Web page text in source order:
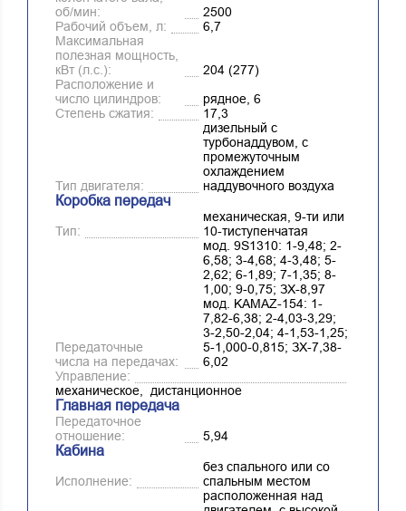
об/мин:
2500
Рабочий объем, л:
6,7
Максимальная
полезная мощность,
кВт (л.с.):
204 (277)
Расположение и
число цилиндров:
рядное, 6
Степень сжатия:
17,3
Тип двигателя:
дизельный с
турбонаддувом, с
промежуточным
охлаждением
наддувочного воздуха
Коробка передач
Тип:
механическая, 9-ти или
10-тиступенчатая
Передаточные
числа на передачах:
мод. 9S1310: 1-9,48; 2-
6,58; 3-4,68; 4-3,48; 5-
2,62; 6-1,89; 7-1,35; 8-
1,00; 9-0,75; ЗХ-8,97
мод. KАМАZ-154: 1-
7,82-6,38; 2-4,03-3,29;
3-2,50-2,04; 4-1,53-1,25;
5-1,000-0,815; ЗХ-7,38-
6,02
Управление:
механическое, дистанционное
Главная передача
Передаточное
отношение:
5,94
Кабина
Исполнение:
без спального или со
спальным местом
расположенная над